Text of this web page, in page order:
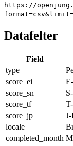
https://
Datafelter
Field
type
score_ei
score_sn
score_tf
score_jp
locale
completed_month